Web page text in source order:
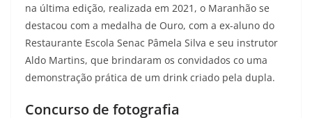
na última edição, realizada em 2021, o Maranhão se
destacou com a medalha de Ouro, com a ex-aluno do
Restaurante Escola Senac Pâmela Silva e seu instrutor
Aldo Martins, que brindaram os convidados co uma
demonstração prática de um drink criado pela dupla.
Concurso de fotografia